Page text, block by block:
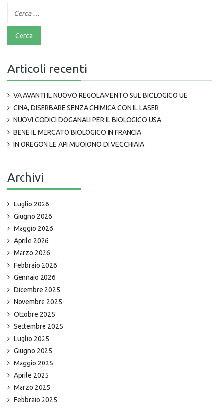
Articoli recenti
VA AVANTI IL NUOVO REGOLAMENTO SUL BIOLOGICO UE
CINA, DISERBARE SENZA CHIMICA CON IL LASER
NUOVI CODICI DOGANALI PER IL BIOLOGICO USA
BENE IL MERCATO BIOLOGICO IN FRANCIA
IN OREGON LE API MUOIONO DI VECCHIAIA
Archivi
Luglio 2026
Giugno 2026
Maggio 2026
Aprile 2026
Marzo 2026
Febbraio 2026
Gennaio 2026
Dicembre 2025
Novembre 2025
Ottobre 2025
Settembre 2025
Luglio 2025
Giugno 2025
Maggio 2025
Aprile 2025
Marzo 2025
Febbraio 2025